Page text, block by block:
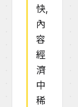
快,
內
容
經
濟
中
稀